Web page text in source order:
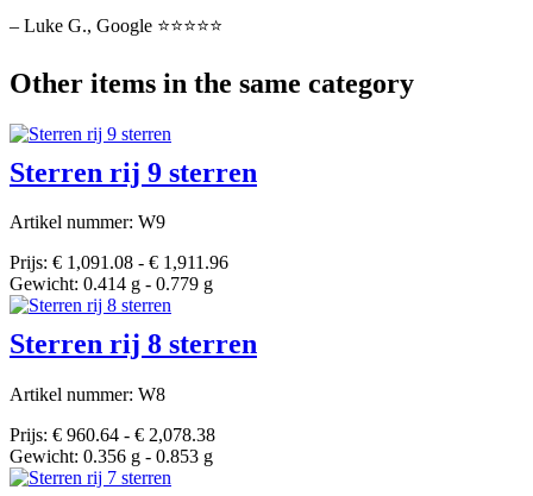
– Luke G., Google ⭐⭐⭐⭐⭐
Other items in the same category
Sterren rij 9 sterren
Artikel nummer: W9
Prijs: € 1,091.08 - € 1,911.96
Gewicht: 0.414 g - 0.779 g
Sterren rij 8 sterren
Artikel nummer: W8
Prijs: € 960.64 - € 2,078.38
Gewicht: 0.356 g - 0.853 g